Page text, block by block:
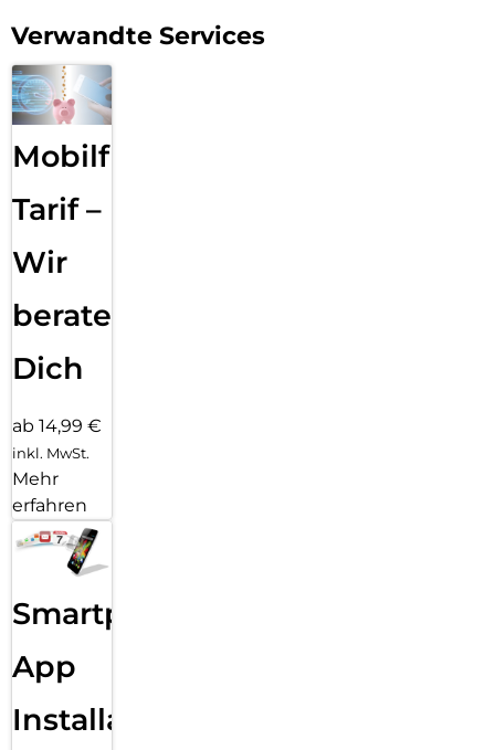
Verwandte Services
Mobilfunk
Tarif –
Wir
beraten
Dich
ab 14,99 €
inkl. MwSt.
Mehr
erfahren
Smartphone
App
Installation